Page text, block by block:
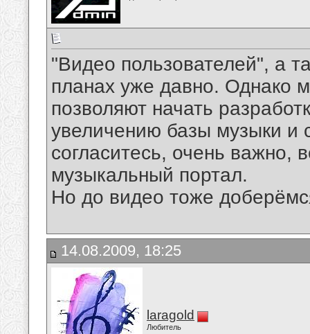
"Видео пользователей", а
планах уже давно. Однако
позволяют начать
увеличению базы музыки и
согласитесь, очень важно,
музыкальный портал.
Но до видео тоже
14.08.2009, 18:25
laragold
Любитель